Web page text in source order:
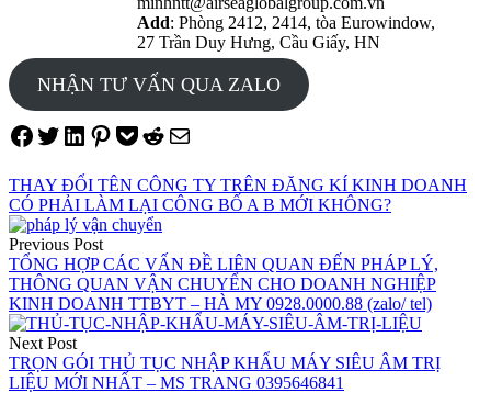
Add: Phòng 2412, 2414, tòa Eurowindow,
27 Trần Duy Hưng, Cầu Giấy, HN
NHẬN TƯ VẤN QUA ZALO
Share on Facebook
Tweet on Twitter
Share on LinkedIn
Pin on Pinterest
Save to pocket
Share on Reddit
Share via Email
THAY ĐỔI TÊN CÔNG TY TRÊN ĐĂNG KÍ KINH DOANH
CÓ PHẢI LÀM LẠI CÔNG BỐ A B MỚI KHÔNG?
Điều
hướng
bài
viết
Previous Post
TỔNG HỢP CÁC VẤN ĐỀ LIÊN QUAN ĐẾN PHÁP LÝ,
THÔNG QUAN VẬN CHUYỂN CHO DOANH NGHIỆP
KINH DOANH TTBYT – HÀ MY 0928.0000.88 (zalo/ tel)
Next Post
TRỌN GÓI THỦ TỤC NHẬP KHẨU MÁY SIÊU ÂM TRỊ
LIỆU MỚI NHẤT – MS TRANG 0395646841